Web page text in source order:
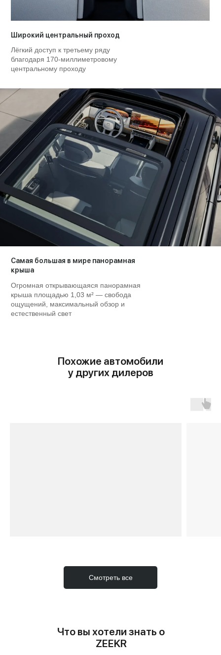
Широкий центральный проход
Лёгкий доступ к третьему ряду
благодаря 170-миллиметровому
центральному проходу
Самая большая в мире панорамная
крыша
Огромная открывающаяся панорамная
крыша площадью 1,03 м² — свобода
ощущений, максимальный обзор и
естественный свет
Похожие автомобили
у других дилеров
Смотреть все
Что вы хотели знать о
ZEEKR